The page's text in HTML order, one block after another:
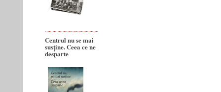
Centrul nu se mai
susține. Ceea ce ne
desparte